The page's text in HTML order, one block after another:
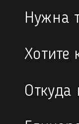
Нужна
Хотите
Откуда